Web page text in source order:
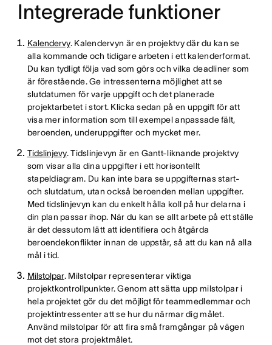
Integrerade funktioner
Kalendervy. Kalendervyn är en projektvy där du kan se
alla kommande och tidigare arbeten i ett kalenderformat.
Du kan tydligt följa vad som görs och vilka deadliner som
är förestående. Ge intressenterna möjlighet att se
slutdatumen för varje uppgift och det planerade
projektarbetet i stort. Klicka sedan på en uppgift för att
visa mer information som till exempel anpassade fält,
beroenden, underuppgifter och mycket mer.
Tidslinjevy. Tidslinjevyn är en Gantt-liknande projektvy
som visar alla dina uppgifter i ett horisontellt
stapeldiagram. Du kan inte bara se uppgifternas start-
och slutdatum, utan också beroenden mellan uppgifter.
Med tidslinjevyn kan du enkelt hålla koll på hur delarna i
din plan passar ihop. När du kan se allt arbete på ett ställe
är det dessutom lätt att identifiera och åtgärda
beroendekonflikter innan de uppstår, så att du kan nå alla
mål i tid.
Milstolpar. Milstolpar representerar viktiga
projektkontrollpunkter. Genom att sätta upp milstolpar i
hela projektet gör du det möjligt för teammedlemmar och
projektintressenter att se hur du närmar dig målet.
Använd milstolpar för att fira små framgångar på vägen
mot det stora projektmålet.